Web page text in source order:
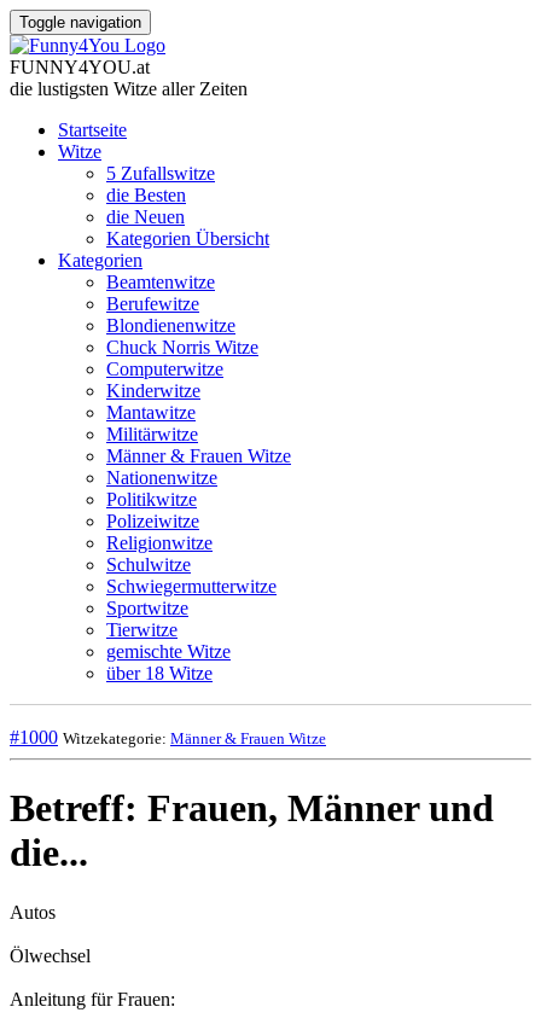
Toggle navigation
FUNNY4YOU.at
die lustigsten Witze aller Zeiten
Startseite
Witze
5 Zufallswitze
die Besten
die Neuen
Kategorien Übersicht
Kategorien
Beamtenwitze
Berufewitze
Blondienenwitze
Chuck Norris Witze
Computerwitze
Kinderwitze
Mantawitze
Militärwitze
Männer & Frauen Witze
Nationenwitze
Politikwitze
Polizeiwitze
Religionwitze
Schulwitze
Schwiegermutterwitze
Sportwitze
Tierwitze
gemischte Witze
über 18 Witze
#1000 Witzekategorie: Männer & Frauen Witze
Betreff: Frauen, Männer und
die...
Autos
Ölwechsel
Anleitung für Frauen: